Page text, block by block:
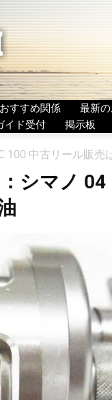
おすすめ関係 最新
イド受付 掲示板
100 中古リール販売
シマノ